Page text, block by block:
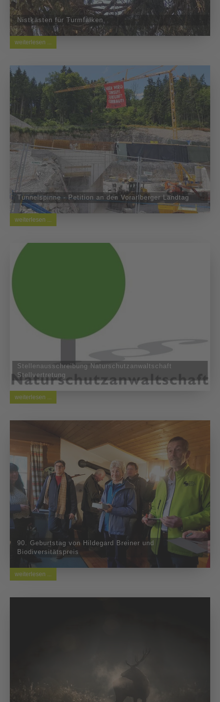
Nistkästen für Turmfalken
weiterlesen ...
Tunnelspinne - Petition an den Vorarlberger Landtag
weiterlesen ...
Stellenausschreibung Naturschutzanwaltschaft
Stellvertretung
weiterlesen ...
90. Geburtstag von Hildegard Breiner und
Biodiversitätspreis
weiterlesen ...